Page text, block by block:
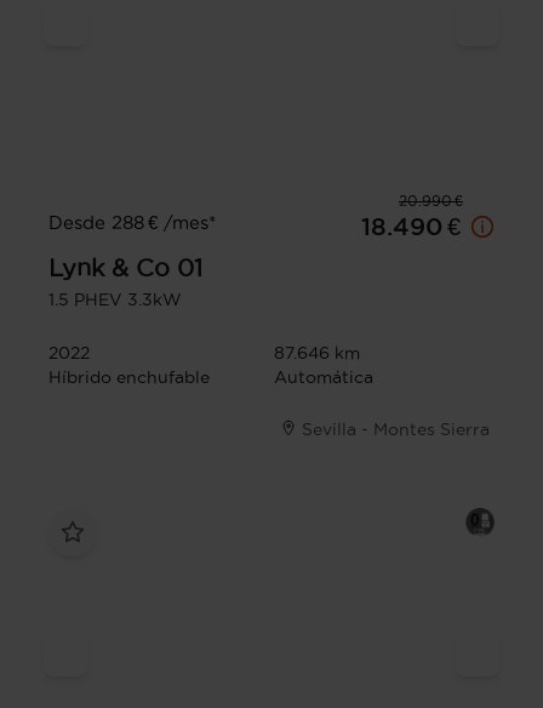
20.990 €
Desde 288 € /mes*
18.490 €
Lynk & Co 01
1.5 PHEV 3.3kW
2022
87.646 km
Híbrido enchufable
Automática
Sevilla - Montes Sierra